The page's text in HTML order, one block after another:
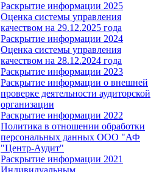
Раскрытие информации 2025
Оценка системы управления
качеством на 29.12.2025 года
Раскрытие информации 2024
Оценка системы управления
качеством на 28.12.2024 года
Раскрытие информации 2023
Раскрытие информации о внешней
проверке деятельности аудиторской
организации
Раскрытие информации 2022
Политика в отношении обработки
персональных данных ООО "АФ
"Центр-Аудит"
Раскрытие информации 2021